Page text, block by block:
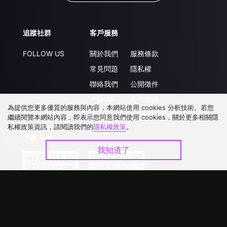
追蹤社群
FOLLOW US
客戶服務
關於我們
常見問題
聯絡我們
服務條款
隱私權
公開徵件
為提供您更多優質的服務與內容，本網站使用 cookies 分析技術。若您
繼續閱覽本網站內容，即表示您同意我們使用 cookies，關於更多相關隱
私權政策資訊，請閱讀我們的隱私權政策。
我知道了